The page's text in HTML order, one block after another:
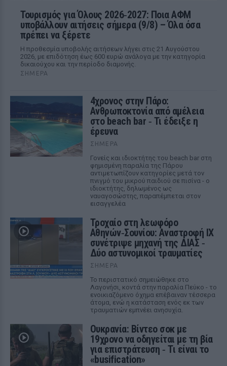
Τουρισμός για Όλους 2026‑2027: Ποια ΑΦΜ
υποβάλλουν αιτήσεις σήμερα (9/8) – Όλα όσα
πρέπει να ξέρετε
Η προθεσμία υποβολής αιτήσεων λήγει στις 21 Αυγούστου
2026, με επιδότηση έως 600 ευρώ ανάλογα με την κατηγορία
δικαιούχου και την περίοδο διαμονής.
ΣΉΜΕΡΑ
4χρονος στην Πάρο:
Ανθρωποκτονία από αμέλεια
στο beach bar ‑ Τι έδειξε η
έρευνα
ΣΉΜΕΡΑ
Γονείς και ιδιοκτήτης του beach bar στη
φημισμένη παραλία της Πάρου
αντιμετωπίζουν κατηγορίες μετά τον
πνιγμό του μικρού παιδιού σε πισίνα - ο
ιδιοκτήτης, δηλωμένος ως
ναυαγοσώστης, παραπέμπεται στον
εισαγγελέα
Τροχαίο στη λεωφόρο
Αθηνών‑Σουνίου: Αναστροφή ΙΧ
συνέτριψε μηχανή της ΔΙΑΣ ‑
Δύο αστυνομικοί τραυματίες
ΣΉΜΕΡΑ
Το περιστατικό σημειώθηκε στο
Λαγονήσι, κοντά στην παραλία Πεύκο - το
ενοικιαζόμενο όχημα επέβαιναν τέσσερα
άτομα, ενώ η κατάσταση ενός εκ των
τραυματιών εμπνέει ανησυχία.
Ουκρανία: Βίντεο σοκ με
19χρονο να οδηγείται με τη βία
για επιστράτευση ‑ Τι είναι το
«busification»